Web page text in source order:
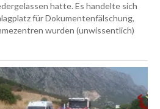
hatte. Es handelte sich
für Dokumentenfälschung,
wurden (unwissentlich)